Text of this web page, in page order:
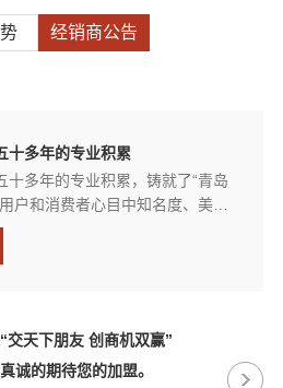
经销商公告
十多年的专业积累
十多年的专业积累，铸就了“青岛
户和消费者心目中知名度、美誉
交天下朋友 创商机双赢”
诚的期待您的加盟。